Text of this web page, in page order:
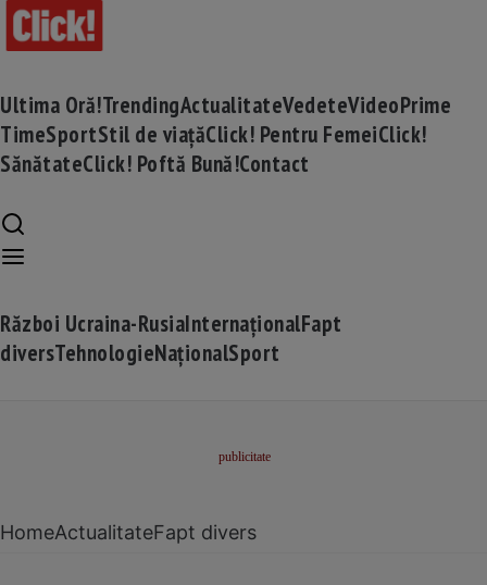
Ultima Oră!TrendingActualitateVedeteVideoPrime
TimeSportStil de viațăClick! Pentru FemeiClick!
SănătateClick! Poftă Bună!Contact
Război Ucraina-RusiaInternaționalFapt
diversTehnologieNaționalSport
HomeActualitateFapt divers